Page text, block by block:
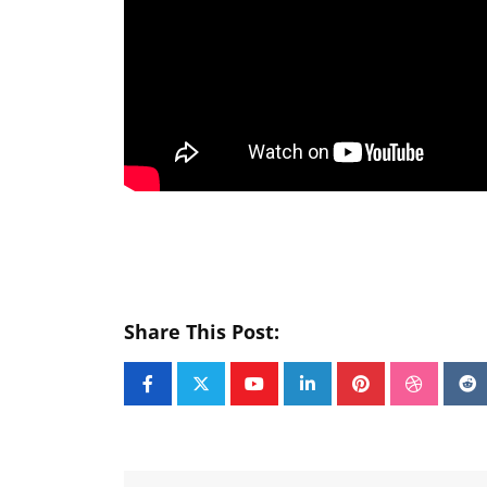
Share This Post:
LinkedInPinterest